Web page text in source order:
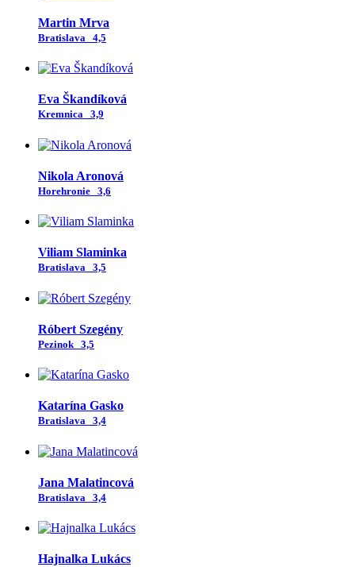
Martin Mrva
Bratislava 4,5
Eva Škandíková
Kremnica 3,9
Nikola Aronová
Horehronie 3,6
Viliam Slaminka
Bratislava 3,5
Róbert Szegény
Pezinok 3,5
Katarína Gasko
Bratislava 3,4
Jana Malatincová
Bratislava 3,4
Hajnalka Lukács